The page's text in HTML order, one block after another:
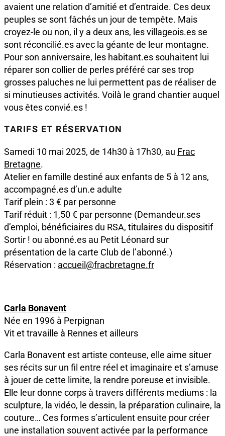
avaient une relation d’amitié et d’entraide. Ces deux
peuples se sont fâchés un jour de tempête. Mais
croyez-le ou non, il y a deux ans, les villageois.es se
sont réconcilié.es avec la géante de leur montagne.
Pour son anniversaire, les habitant.es souhaitent lui
réparer son collier de perles préféré car ses trop
grosses paluches ne lui permettent pas de réaliser de
si minutieuses activités. Voilà le grand chantier auquel
vous êtes convié.es !
TARIFS ET RÉSERVATION
Samedi 10 mai 2025, de 14h30 à 17h30, au Frac
Bretagne.
Atelier en famille destiné aux enfants de 5 à 12 ans,
accompagné.es d’un.e adulte
Tarif plein : 3 € par personne
Tarif réduit : 1,50 € par personne (Demandeur.ses
d’emploi, bénéficiaires du RSA, titulaires du dispositif
Sortir ! ou abonné.es au Petit Léonard sur
présentation de la carte Club de l’abonné.)
Réservation : accueil@fracbretagne.fr
Carla Bonavent
Née en 1996 à Perpignan
Vit et travaille à Rennes et ailleurs
Carla Bonavent est artiste conteuse, elle aime situer
ses récits sur un fil entre réel et imaginaire et s’amuse
à jouer de cette limite, la rendre poreuse et invisible.
Elle leur donne corps à travers différents mediums : la
sculpture, la vidéo, le dessin, la préparation culinaire, la
couture… Ces formes s’articulent ensuite pour créer
une installation souvent activée par la performance